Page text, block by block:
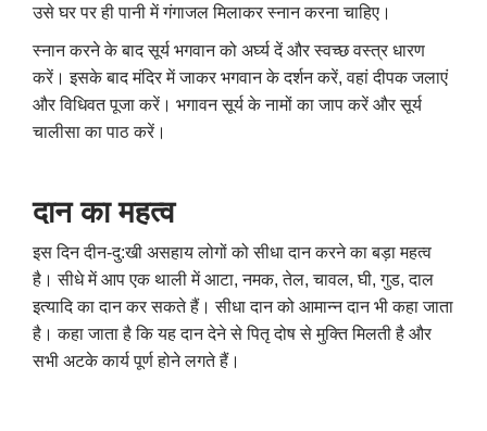
उसे घर पर ही पानी में गंगाजल मिलाकर स्नान करना चाहिए।
स्नान करने के बाद सूर्य भगवान को अर्घ्य दें और स्वच्छ वस्त्र धारण
करें। इसके बाद मंदिर में जाकर भगवान के दर्शन करें,वहां दीपक जलाएं
और विधिवत पूजा करें। भगावन सूर्य के नामों का जाप करें और सूर्य
चालीसा का पाठ करें।
दान का महत्व
इस दिन दीन-दु:खी असहाय लोगों को सीधा दान करने का बड़ा महत्व
है। सीधे में आप एक थाली में आटा,नमक,तेल,चावल,घी,गुड,दाल
इत्यादि का दान कर सकते हैं। सीधा दान को आमान्न दान भी कहा जाता
है। कहा जाता है कि यह दान देने से पितृ दोष से मुक्ति मिलती है और
सभी अटके कार्य पूर्ण होने लगते हैं।